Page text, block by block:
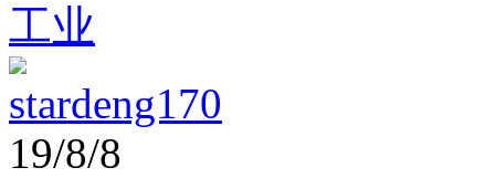
工业
stardeng170
19/8/8